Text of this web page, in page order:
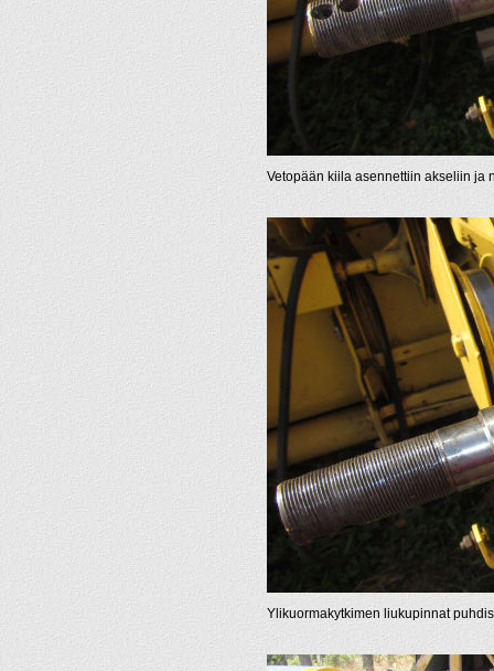
Vetopään kiila asennettiin akseliin ja
Ylikuormakytkimen liukupinnat